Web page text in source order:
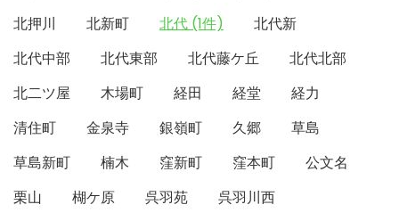
北押川
北新町 北代 (1件)
北代新
北代中部
北代東部 北代藤ケ丘
北代北部
北二ツ屋
木場町 経田 経堂
経力
清住町
金泉寺 銀嶺町 久郷
草島
草島新町
楠木 窪新町 窪本町
公文名
栗山
楜ケ原 呉羽苑
呉羽川西